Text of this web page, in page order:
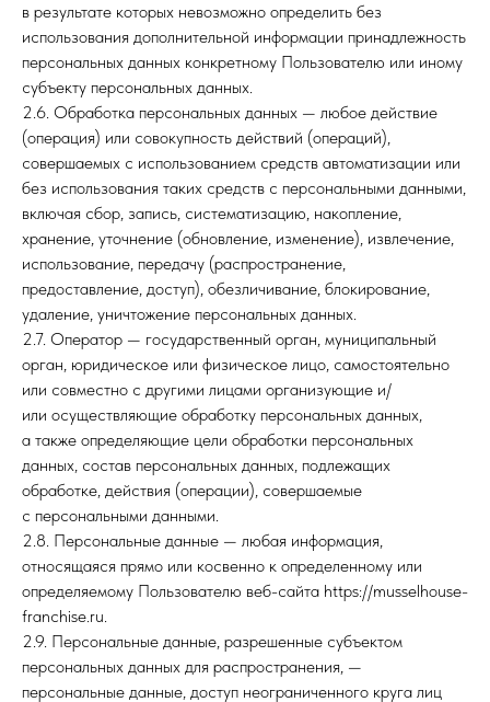
в результате которых невозможно определить без
использования дополнительной информации принадлежность
персональных данных конкретному Пользователю или иному
субъекту персональных данных.
2.6. Обработка персональных данных — любое действие
(операция) или совокупность действий (операций),
совершаемых с использованием средств автоматизации или
без использования таких средств с персональными данными,
включая сбор, запись, систематизацию, накопление,
хранение, уточнение (обновление, изменение), извлечение,
использование, передачу (распространение,
предоставление, доступ), обезличивание, блокирование,
удаление, уничтожение персональных данных.
2.7. Оператор — государственный орган, муниципальный
орган, юридическое или физическое лицо, самостоятельно
или совместно с другими лицами организующие и/
или осуществляющие обработку персональных данных,
а также определяющие цели обработки персональных
данных, состав персональных данных, подлежащих
обработке, действия (операции), совершаемые
с персональными данными.
2.8. Персональные данные — любая информация,
относящаяся прямо или косвенно к определенному или
определяемому Пользователю веб-сайта https://musselhouse-
franchise.ru.
2.9. Персональные данные, разрешенные субъектом
персональных данных для распространения, —
персональные данные, доступ неограниченного круга лиц